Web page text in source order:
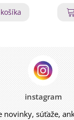
instagram
novinky, súťaže,